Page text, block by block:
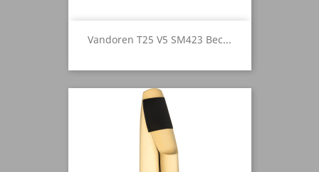
Vandoren T25 V5 SM423 Bec...